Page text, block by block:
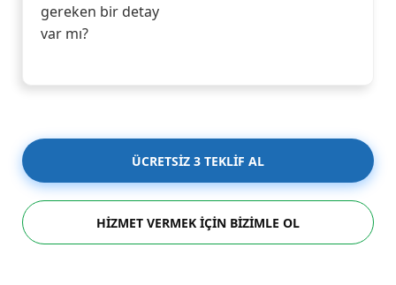
gereken bir detay
var mı?
ÜCRETSİZ 3 TEKLİF AL
HİZMET VERMEK İÇİN BİZİMLE OL